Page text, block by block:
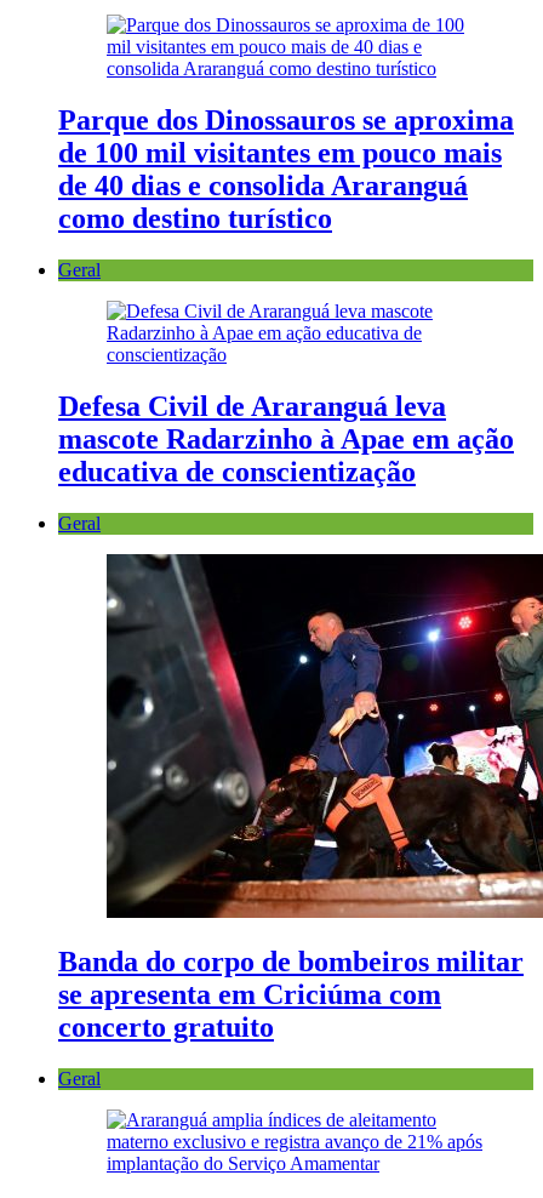
Parque dos Dinossauros se aproxima
de 100 mil visitantes em pouco mais
de 40 dias e consolida Araranguá
como destino turístico
Geral
Defesa Civil de Araranguá leva
mascote Radarzinho à Apae em ação
educativa de conscientização
Geral
Banda do corpo de bombeiros militar
se apresenta em Criciúma com
concerto gratuito
Geral